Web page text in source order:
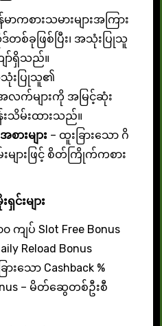
မာကစားသမားများအကြား
ခုဖြစ်ပြီး၊ အသုံးပြုသူ
ာ်ရှိသည်။
းပြုသူ၏
က်များကို အမြင့်ဆုံး
းသိမ်းထားသည်။
ားများ– ထူးခြားသော ဂိ
းများဖြင့် စိတ်ကြိုက်ကစား
င်းများ
ျပ် Slot Free Bonus
Reload Bonus
သော Cashback %
– မိတ်ဆွေတစ်ဦးစီ